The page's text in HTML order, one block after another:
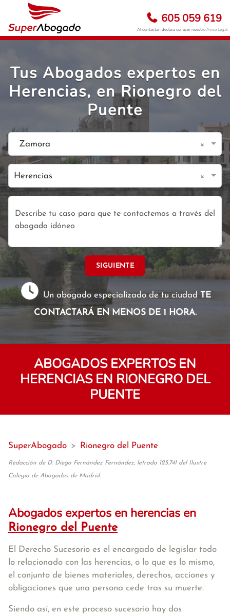
605 059 619
Al contactar, declara conocer nuestroAviso Legal
Tus Abogados expertos en
Herencias, en Rionegro del
Puente
Zamora ×
Herencias ×
SIGUIENTE
Un abogado especializado de tu ciudadTE
CONTACTARÁ EN MENOS DE 1 HORA.
ABOGADOS EXPERTOS EN
HERENCIAS EN RIONEGRO DEL
PUENTE
SuperAbogado > Rionegro del Puente
Redacción de D. Diego Fernández Fernández, letrado 125.741 del Ilustre
Colegio de Abogados de Madrid.
Abogados expertos en herencias en
Rionegro del Puente
El Derecho Sucesorio es el encargado de legislar todo
lo relacionado con las herencias, o lo que es lo mismo,
el conjunto de bienes materiales, derechos, acciones y
obligaciones que una persona cede tras su muerte.
Siendo así, en este proceso sucesorio hay dos